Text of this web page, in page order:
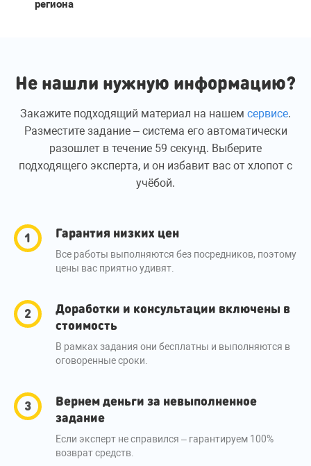
региона
Не нашли нужную информацию?
Закажите подходящий материал на нашем сервисе.
Разместите задание – система его автоматически
разошлет в течение 59 секунд. Выберите
подходящего эксперта, и он избавит вас от хлопот с
учёбой.
Гарантия низких цен
Все работы выполняются без посредников, поэтому
цены вас приятно удивят.
Доработки и консультации включены в
стоимость
В рамках задания они бесплатны и выполняются в
оговоренные сроки.
Вернем деньги за невыполненное
задание
Если эксперт не справился – гарантируем 100%
возврат средств.